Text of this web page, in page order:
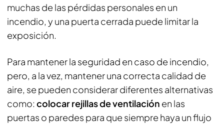
muchas de las pérdidas personales en un
incendio, y una puerta cerrada puede limitar la
exposición.
Para mantener la seguridad en caso de incendio,
pero, a la vez, mantener una correcta calidad de
aire, se pueden considerar diferentes alternativas
como: colocar rejillas de ventilación en las
puertas o paredes para que siempre haya un flujo